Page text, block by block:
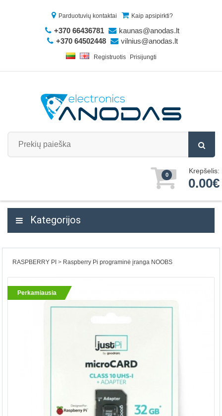
Parduotuvių kontaktai Kaip apsipirkti?
+370 66436781
kaunas@anodas.lt
+370 64502448
vilnius@anodas.lt
Registruotis Prisijungti
0 Krepšelis:
0.00€
Kategorijos
RASPBERRY PI Raspberry Pi programinė įranga NOOBS
Perkamiausia